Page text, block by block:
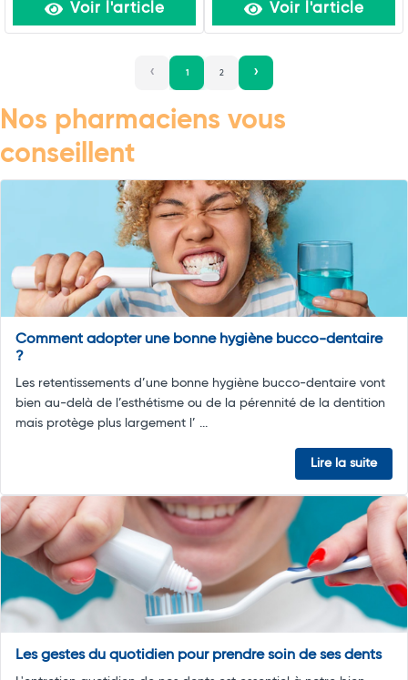
Voir l'article Voir l'article
1 2
Nos pharmaciens vous
conseillent
Comment adopter une bonne hygiène bucco-dentaire
?
Les retentissements d’une bonne hygiène bucco-dentaire vont
bien au-delà de l’esthétisme ou de la pérennité de la dentition
mais protège plus largement l’ ...
Lire la suite
Les gestes du quotidien pour prendre soin de ses dents